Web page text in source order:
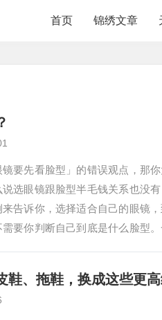
首页 锦绣文章
要先看脸型」的错误观点，那
选眼镜跟脸型半毛钱关系也没
告诉你，选择适合自己的眼镜
要你判断自己到底是什么脸型
…
、拖鞋，换成这些更高